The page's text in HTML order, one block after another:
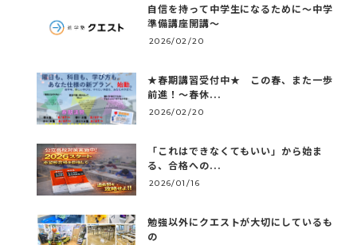
自信を持って中学生になるために～中学
準備講座開講～
2026/02/20
★春期講習受付中★ この春、また一歩
前進！～春休...
2026/02/20
「これはできなくてもいい」から始ま
る、合格への...
2026/01/16
勉強以外にクエストが大切にしているも
の